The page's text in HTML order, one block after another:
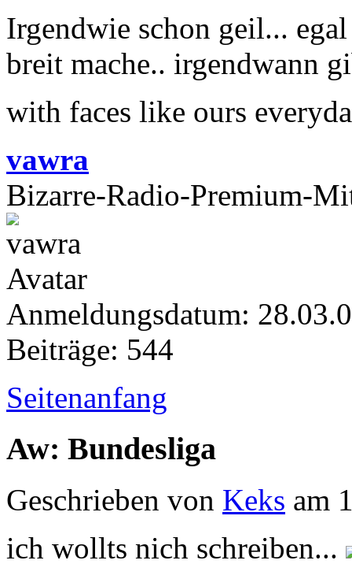
Irgendwie schon geil...
breit mache.. irgendwann
with faces like ours
vawra
Bizarre-Radio-Premium-
Anmeldungsdatum:
Beiträge: 544
Seitenanfang
Aw: Bundesliga
Geschrieben von Keks am
ich wollts nich schreiben...